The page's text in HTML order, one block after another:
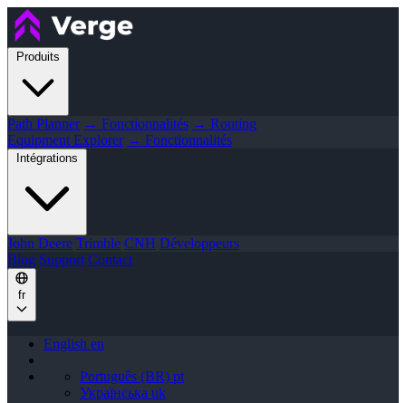
Produits
Path Planner → Fonctionnalités → Routing
Equipment Explorer → Fonctionnalités
Intégrations
John Deere Trimble CNH Développeurs
Blog Support Contact
fr
English en
Português (BR) pt
Українська uk